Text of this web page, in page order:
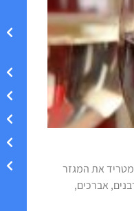
מטריד את המגזר
אברכים,